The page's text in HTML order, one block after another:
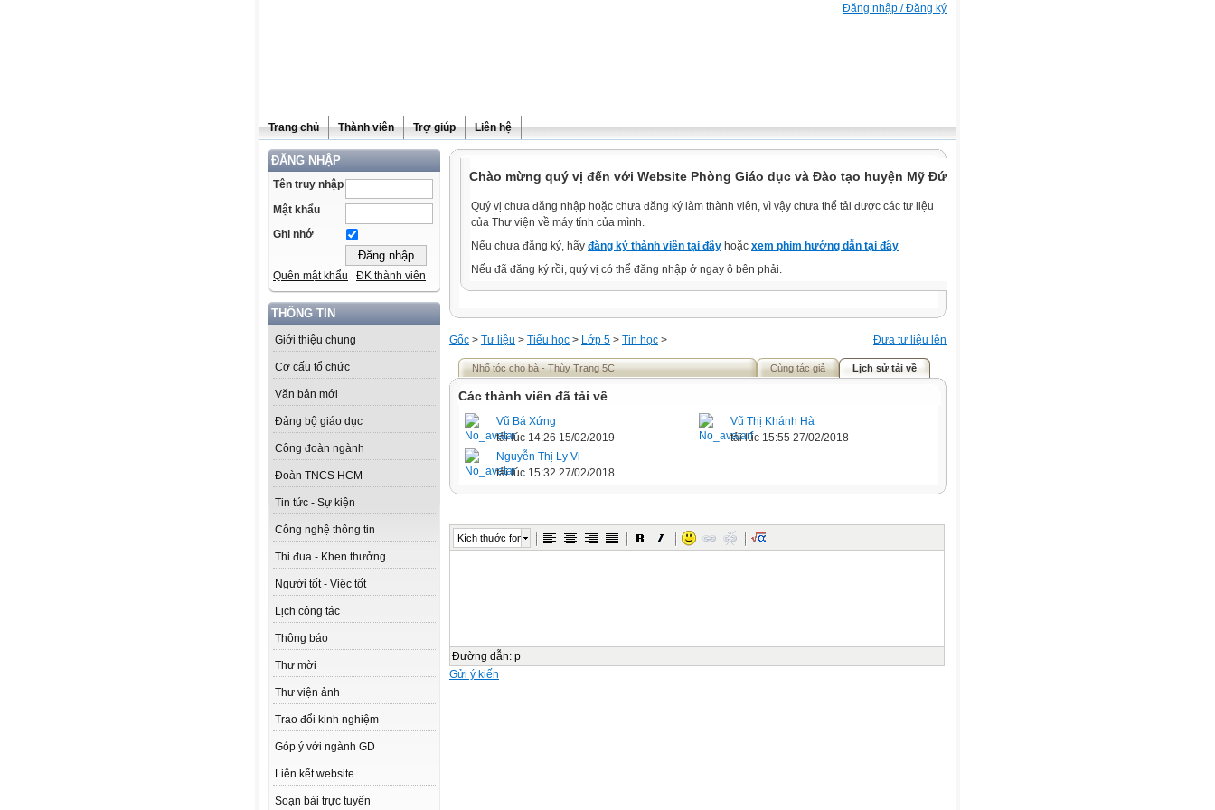
Đăng nhập / Đăng ký
Trang chủ Thành viên Trợ giúp Liên hệ
ĐĂNG NHẬP
Tên truy nhập
Mật khẩu
Ghi nhớ
Quên mật khẩu ĐK thành viên
THÔNG TIN
Giới thiệu chung
Cơ cấu tổ chức
Văn bản mới
Đảng bộ giáo dục
Công đoàn ngành
Đoàn TNCS HCM
Tin tức - Sự kiện
Công nghệ thông tin
Thi đua - Khen thưởng
Người tốt - Việc tốt
Lịch công tác
Thông báo
Thư mời
Thư viện ảnh
Trao đổi kinh nghiệm
Góp ý với ngành GD
Liên kết website
Soạn bài trực tuyến
Chào mừng quý vị đến với Website Phòng Giáo dục và Đào tạo huyện Mỹ Đức.
Quý vị chưa đăng nhập hoặc chưa đăng ký làm thành viên, vì vậy chưa thể tải được các tư liệu
của Thư viện về máy tính của mình.
Nếu chưa đăng ký, hãy đăng ký thành viên tại đây hoặc xem phim hướng dẫn tại đây
Nếu đã đăng ký rồi, quý vị có thể đăng nhập ở ngay ô bên phải.
Đưa tư liệu lên
Gốc > Tư liệu > Tiểu học > Lớp 5 > Tin học >
Nhổ tóc cho bà - Thùy Trang 5C Cùng tác giả Lịch sử tải về
Các thành viên đã tải về
Vũ Bá Xứng
tải lúc 14:26 15/02/2019
Vũ Thị Khánh Hà
tải lúc 15:55 27/02/2018
Nguyễn Thị Ly Vi
tải lúc 15:32 27/02/2018
Kích thước font
Đường dẫn: p
Gửi ý kiến